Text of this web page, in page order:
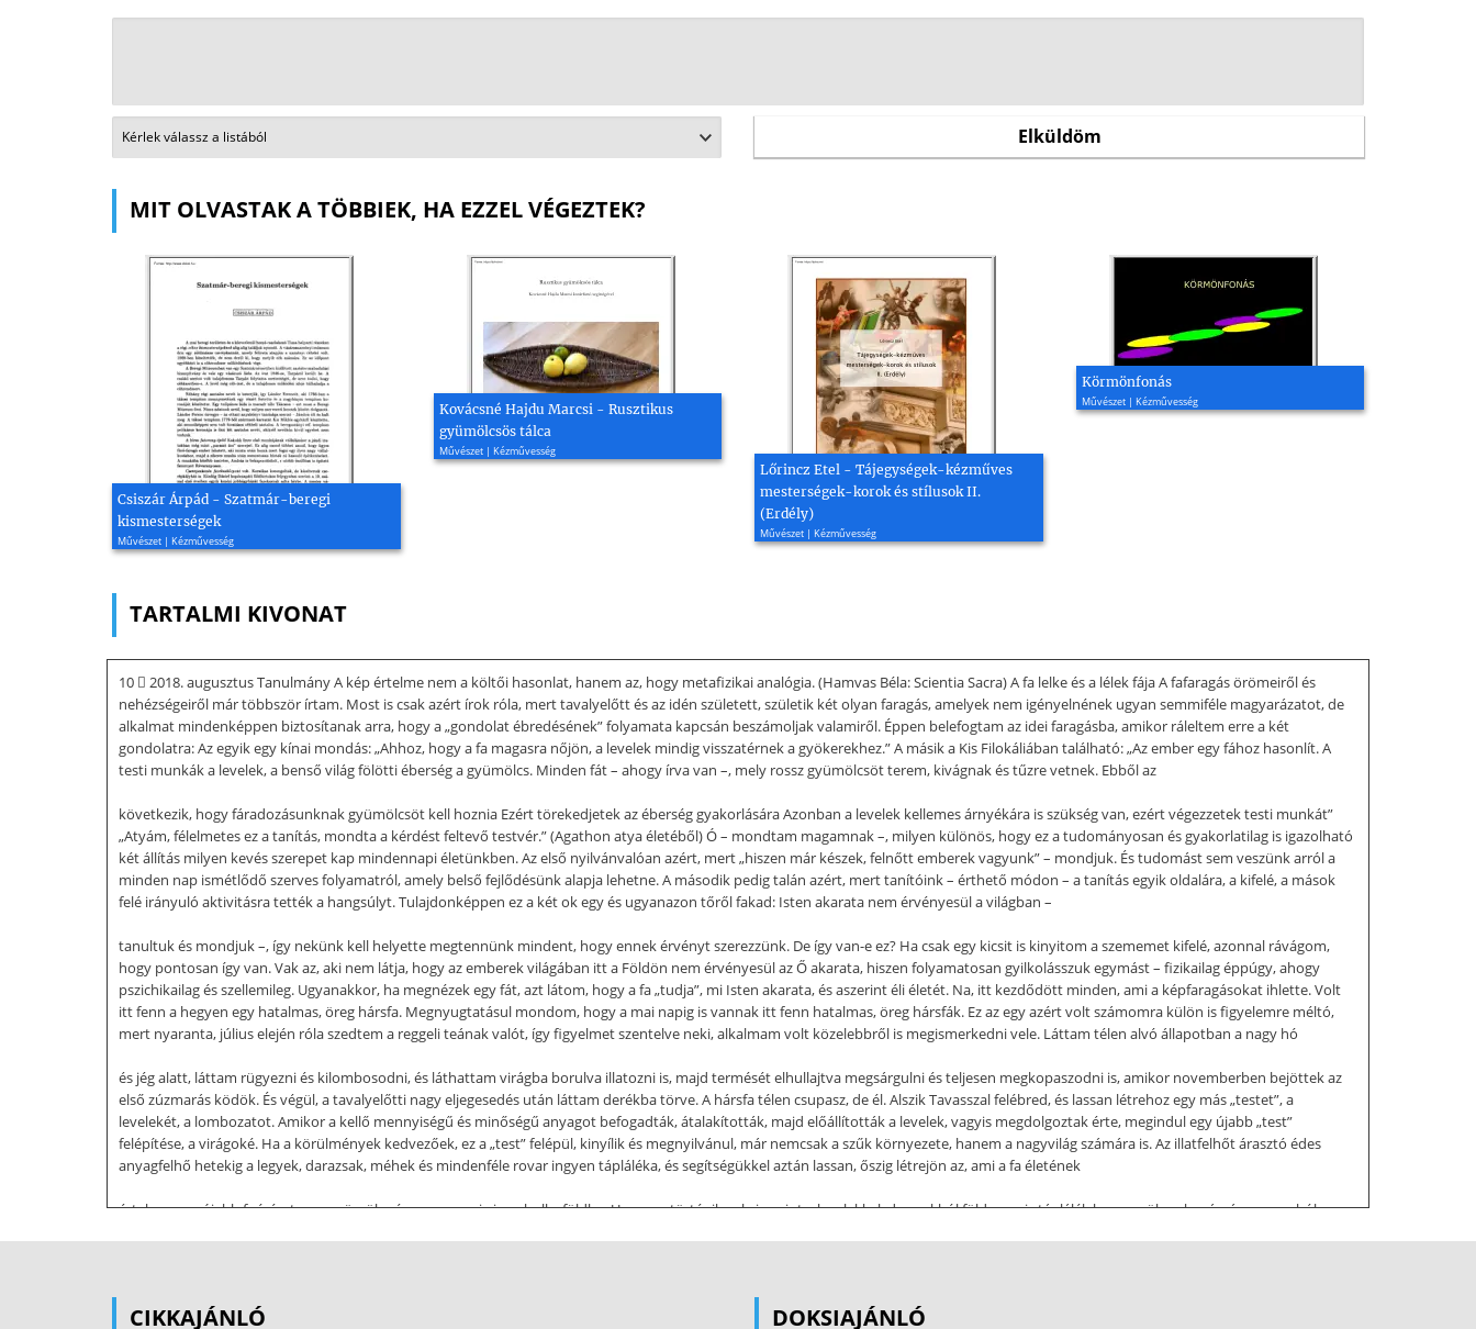
MIT OLVASTAK A TÖBBIEK, HA EZZEL VÉGEZTEK?
Csiszár Árpád - Szatmár-beregi
kismesterségek
Művészet | Kézművesség
Kovácsné Hajdu Marcsi - Rusztikus
gyümölcsös tálca
Művészet | Kézművesség
Lőrincz Etel - Tájegységek-kézműves
mesterségek-korok és stílusok II.
(Erdély)
Művészet | Kézművesség
Körmönfonás
Művészet | Kézművesség
TARTALMI KIVONAT
10  2018. augusztus Tanulmány A kép értelme nem a költői hasonlat, hanem az, hogy metafizikai analógia. (Hamvas Béla: Scientia Sacra) A fa lelke és a lélek fája A fafaragás örömeiről és
nehézségeiről már többször írtam. Most is csak azért írok róla, mert tavalyelőtt és az idén született, születik két olyan faragás, amelyek nem igényelnének ugyan semmiféle magyarázatot, de
alkalmat mindenképpen biztosítanak arra, hogy a „gondolat ébredésének” folyamata kapcsán beszámoljak valamiről. Éppen belefogtam az idei faragásba, amikor ráleltem erre a két
gondolatra: Az egyik egy kínai mondás: „Ahhoz, hogy a fa magasra nőjön, a levelek mindig visszatérnek a gyökerekhez.” A másik a Kis Filokáliában található: „Az ember egy fához hasonlít. A
testi munkák a levelek, a benső világ fölötti éberség a gyümölcs. Minden fát – ahogy írva van –, mely rossz gyümölcsöt terem, kivágnak és tűzre vetnek. Ebből az
következik, hogy fáradozásunknak gyümölcsöt kell hoznia Ezért törekedjetek az éberség gyakorlására Azonban a levelek kellemes árnyékára is szükség van, ezért végezzetek testi munkát”
„Atyám, félelmetes ez a tanítás, mondta a kérdést feltevő testvér.” (Agathon atya életéből) Ó – mondtam magamnak –, milyen különös, hogy ez a tudományosan és gyakorlatilag is igazolható
két állítás milyen kevés szerepet kap mindennapi életünkben. Az első nyilvánvalóan azért, mert „hiszen már készek, felnőtt emberek vagyunk” – mondjuk. És tudomást sem veszünk arról a
minden nap ismétlődő szerves folyamatról, amely belső fejlődésünk alapja lehetne. A második pedig talán azért, mert tanítóink – érthető módon – a tanítás egyik oldalára, a kifelé, a mások
felé irányuló aktivitásra tették a hangsúlyt. Tulajdonképpen ez a két ok egy és ugyanazon tőről fakad: Isten akarata nem érvényesül a világban –
tanultuk és mondjuk –, így nekünk kell helyette megtennünk mindent, hogy ennek érvényt szerezzünk. De így van-e ez? Ha csak egy kicsit is kinyitom a szememet kifelé, azonnal rávágom,
hogy pontosan így van. Vak az, aki nem látja, hogy az emberek világában itt a Földön nem érvényesül az Ő akarata, hiszen folyamatosan gyilkolásszuk egymást – fizikailag éppúgy, ahogy
pszichikailag és szellemileg. Ugyanakkor, ha megnézek egy fát, azt látom, hogy a fa „tudja”, mi Isten akarata, és aszerint éli életét. Na, itt kezdődött minden, ami a képfaragásokat ihlette. Volt
itt fenn a hegyen egy hatalmas, öreg hársfa. Megnyugtatásul mondom, hogy a mai napig is vannak itt fenn hatalmas, öreg hársfák. Ez az egy azért volt számomra külön is figyelemre méltó,
mert nyaranta, július elején róla szedtem a reggeli teának valót, így figyelmet szentelve neki, alkalmam volt közelebbről is megismerkedni vele. Láttam télen alvó állapotban a nagy hó
és jég alatt, láttam rügyezni és kilombosodni, és láthattam virágba borulva illatozni is, majd termését elhullajtva megsárgulni és teljesen megkopaszodni is, amikor novemberben bejöttek az
első zúzmarás ködök. És végül, a tavalyelőtti nagy eljegesedés után láttam derékba törve. A hársfa télen csupasz, de él. Alszik Tavasszal felébred, és lassan létrehoz egy más „testet”, a
levelekét, a lombozatot. Amikor a kellő mennyiségű és minőségű anyagot befogadták, átalakították, majd előállították a levelek, vagyis megdolgoztak érte, megindul egy újabb „test”
felépítése, a virágoké. Ha a körülmények kedvezőek, ez a „test” felépül, kinyílik és megnyilvánul, már nemcsak a szűk környezete, hanem a nagyvilág számára is. Az illatfelhőt árasztó édes
anyagfelhő hetekig a legyek, darazsak, méhek és mindenféle rovar ingyen tápláléka, és segítségükkel aztán lassan, őszig létrejön az, ami a fa életének
értelme: egy újabb fa ígérete – a gyümölcs és a mag, ami visszahull a földbe. Ugyanaz történik vele is, mint a levelekkel, de azokból föld, vagyis táplálék lesz a gyökerek számára, a magból
Szentírásban is olvashatjuk. Ha képessé válik befogadni és átalakítani a számára adott anyagokat, rajta fordul, hogy mi, milyen „gyümölcs
CIKKAJÁNLÓ DOKSIAJÁNLÓ